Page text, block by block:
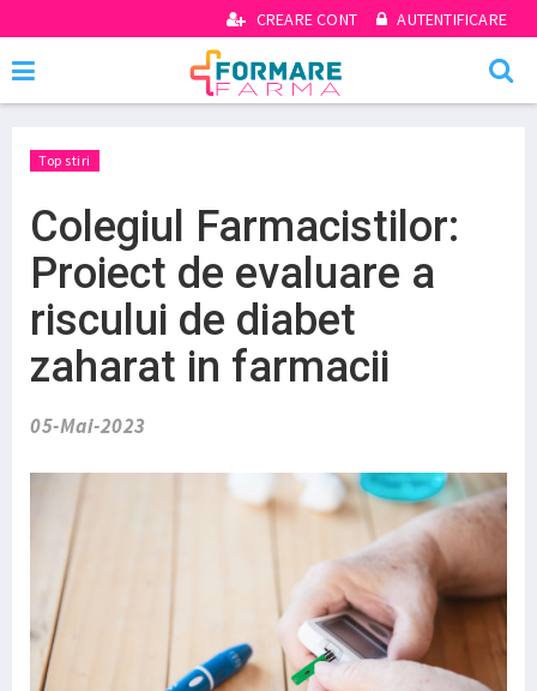
CREARE CONT AUTENTIFICARE
Top stiri
Colegiul Farmacistilor:
Proiect de evaluare a
riscului de diabet
zaharat in farmacii
05-Mai-2023